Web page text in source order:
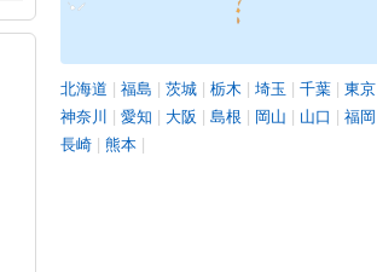
北海道 | 福島 | 茨城 | 栃木 | 埼玉 | 千葉 | 東京
神奈川 | 愛知 | 大阪 | 島根 | 岡山 | 山口 | 福岡
長崎 | 熊本 |